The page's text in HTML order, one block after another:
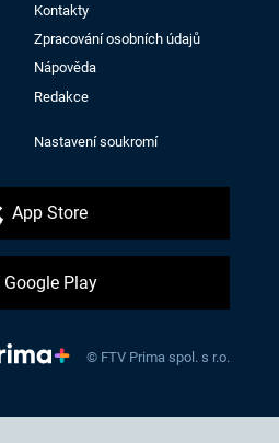
Kontakty
Zpracování osobních údajů
Nápověda
Redakce
Nastavení soukromí
App Store
Google Play
© FTV Prima spol. s r.o.